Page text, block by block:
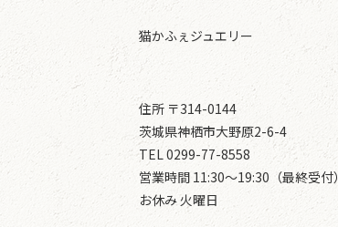
猫かふぇジュエリー
住所 〒314-0144
茨城県神栖市大野原2-6-4
TEL 0299-77-8558
営業時間 11:30～19:30（最終受付）
お休み 火曜日